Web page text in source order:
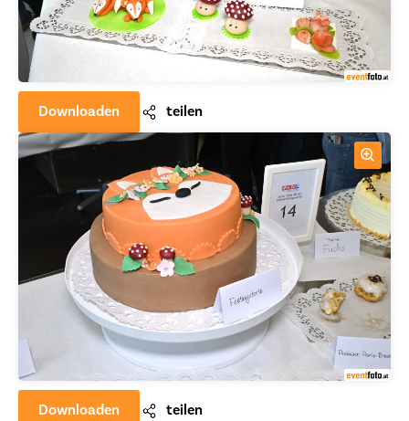
Downloaden teilen
Downloaden teilen